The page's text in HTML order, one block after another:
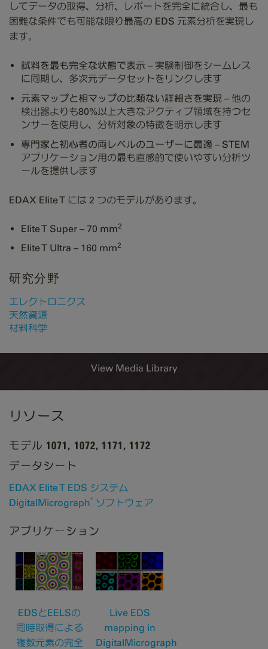
してデータの取得、分析、レポートを完全に統合し、最も
困難な条件でも可能な限り最高の EDS 元素分析を実現し
ます。
試料を最も完全な状態で表示 – 実験制御をシームレス
に同期し、多次元データセットをリンクします
元素マップと相マップの比類ない詳細さを実現 – 他の
検出器よりも80%以上大きなアクティブ領域を持つセ
ンサーを使用し、分析対象の特徴を明示します
専門家と初心者の両レベルのユーザーに最適 – STEM
アプリケーション用の最も直感的で使いやすい分析ツ
ールを提供します
EDAX Elite T には 2 つのモデルがあります。
Elite T Super – 70 mm2
Elite T Ultra – 160 mm2
研究分野
エレクトロニクス
天然資源
材料科学
View Media Library
リソース
モデル 1071, 1072, 1171, 1172
データシート
EDAX Elite T EDS システム
DigitalMicrograph® ソフトウェア
アプリケーション
EDSとEELSの
同時取得による
複数元素の完全
Live EDS
mapping in
DigitalMicrograph